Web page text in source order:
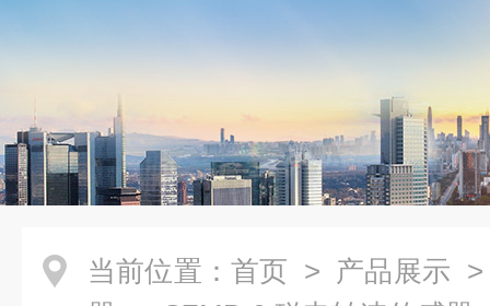
当前位置： 首页 > 产品展示